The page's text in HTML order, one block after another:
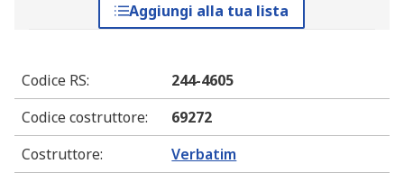
Aggiungi alla tua lista
Codice RS:
244-4605
Codice costruttore:
69272
Costruttore: Verbatim